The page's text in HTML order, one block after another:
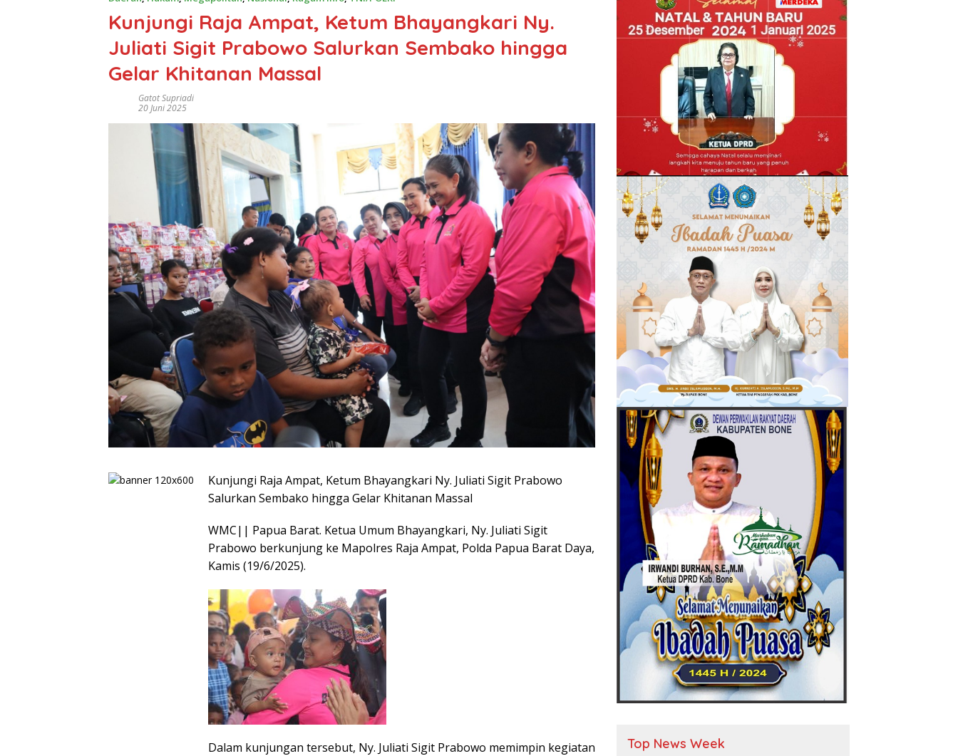
Kunjungi Raja Ampat, Ketum Bhayangkari Ny.
Juliati Sigit Prabowo Salurkan Sembako hingga
Gelar Khitanan Massal
Gatot Supriadi
20 Juni 2025
Kunjungi Raja Ampat, Ketum Bhayangkari Ny. Juliati Sigit Prabowo
Salurkan Sembako hingga Gelar Khitanan Massal
WMC|| Papua Barat. Ketua Umum Bhayangkari, Ny. Juliati Sigit
Prabowo berkunjung ke Mapolres Raja Ampat, Polda Papua Barat Daya,
Kamis (19/6/2025).
Dalam kunjungan tersebut, Ny. Juliati Sigit Prabowo memimpin kegiatan
Top News Week